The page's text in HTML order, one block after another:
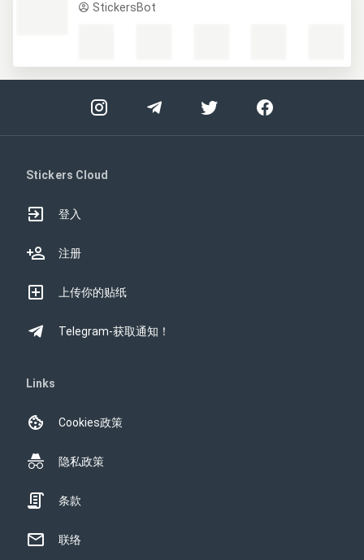
StickersBot
Stickers Cloud
登入
注册
上传你的贴纸
Telegram-获取通知！
Links
Cookies政策
隐私政策
条款
联络